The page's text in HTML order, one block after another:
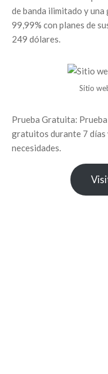
de banda ilimitado y
99,99% con planes de
249 dólares.
Sitio
Prueba Gratuita:
gratuitos durante 7 días
necesidades.